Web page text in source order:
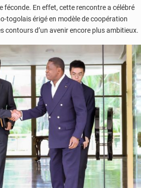
féconde. En effet, cette rencontre a célébré
togolais érigé en modèle de coopération
contours d’un avenir encore plus ambitieux.